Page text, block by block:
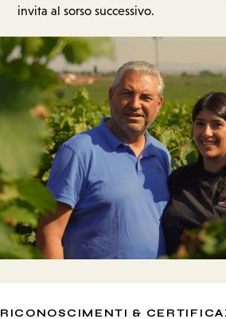
invita al sorso successivo.
RICONOSCIMENTI &